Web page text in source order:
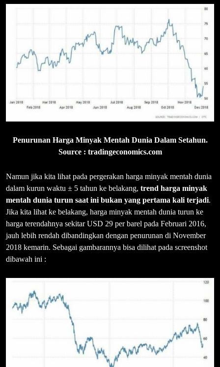
Penurunan Harga Minyak Mentah Dunia Dalam Setahun.
Source : tradingeconomics.com
Namun jika kita lihat pada pergerakan harga minyak mentah dunia
dalam kurun waktu ± 5 tahun ke belakang, trend harga minyak
mentah dunia turun saat ini bukan yang pertama kali terjadi.
Jika kita lihat ke belakang, harga minyak mentah dunia turun ke
harga terendahnya sekitar USD 29 per barel pada Februari 2016,
jauh lebih rendah dibandingkan dengan penurunan di November
2018 kemarin. Sebagai gambarannya bisa dilihat pada screenshot
dibawah ini :